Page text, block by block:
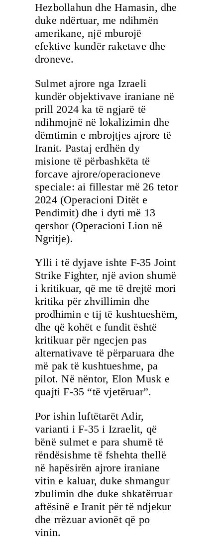
Hezbollahun dhe Hamasin, dhe
duke ndërtuar, me ndihmën
amerikane, një mburojë
efektive kundër raketave dhe
droneve.
Sulmet ajrore nga Izraeli
kundër objektivave iraniane në
prill 2024 ka të ngjarë të
ndihmojnë në lokalizimin dhe
dëmtimin e mbrojtjes ajrore të
Iranit. Pastaj erdhën dy
misione të përbashkëta të
forcave ajrore/operacioneve
speciale: ai fillestar më 26 tetor
2024 (Operacioni Ditët e
Pendimit) dhe i dyti më 13
qershor (Operacioni Lion në
Ngritje).
Ylli i të dyjave ishte F-35 Joint
Strike Fighter, një avion shumë
i kritikuar, që me të drejtë mori
kritika për zhvillimin dhe
prodhimin e tij të kushtueshëm,
dhe që kohët e fundit është
kritikuar për ngecjen pas
alternativave të përparuara dhe
më pak të kushtueshme, pa
pilot. Në nëntor, Elon Musk e
quajti F-35 “të vjetëruar”.
Por ishin luftëtarët Adir,
varianti i F-35 i Izraelit, që
bënë sulmet e para shumë të
rëndësishme të fshehta thellë
në hapësirën ajrore iraniane
vitin e kaluar, duke shmangur
zbulimin dhe duke shkatërruar
aftësinë e Iranit për të ndjekur
dhe rrëzuar avionët që po
vinin.